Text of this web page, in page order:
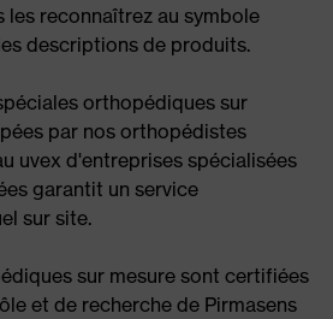
les reconnaîtrez au symbole
descriptions de produits.
orthopédiques sur
par nos orthopédistes
uvex d'entreprises spécialisées
garantit un service
sur site.
sur mesure sont certifiées
et de recherche de Pirmasens